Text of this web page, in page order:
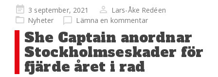
Publicerad
på
3 september, 2021
Lars-Åke Redéen
Nyheter
Lämna en kommentar
She Captain anordnar
Stockholmseskader för
fjärde året i rad